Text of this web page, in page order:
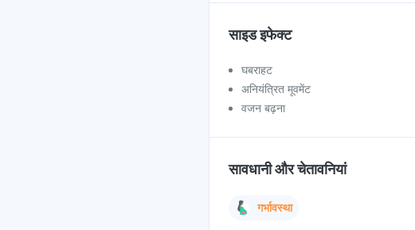
साइड इफेक्ट
घबराहट
अनियंत्रित मूवमेंट
वजन बढ़ना
सावधानी और चेतावनियां
गर्भावस्था